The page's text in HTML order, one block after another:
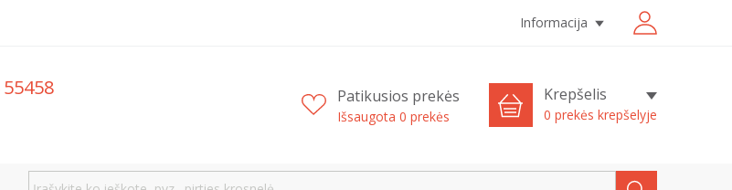
Informacija
Patikusios prekės
Išsaugota 0 prekės
Krepšelis
0 prekės krepšelyje